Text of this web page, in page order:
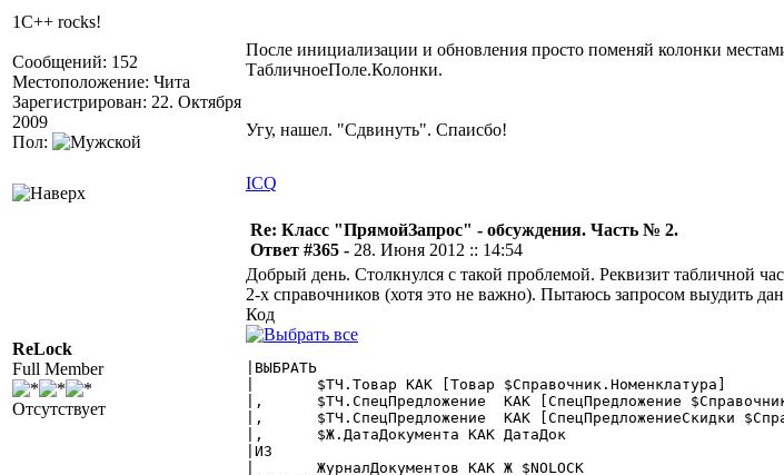
1C++ rocks!
Сообщений: 152
Местоположение: Чита
Зарегистрирован: 22. Октября
2009
Пол:
После инициализации и обновления просто поменяй колонки
ТабличноеПоле.Колонки.
Угу, нашел. "Сдвинуть". Спаисбо!
ICQ
ReLock
Full Member
Отсутствует
Re: Класс "ПрямойЗапрос" - обсуждения. Часть № 2.
Ответ #365 - 28. Июня 2012 :: 14:54
Добрый день. Столкнулся с такой проблемой. Реквизит табличной
2-х справочников (хотя это не важно). Пытаюсь запросом выудить
Код
|ВЫБРАТЬ
|,	$ТЧ.СпецПредложение  КАК [СпецПредложение $Справочник]
|,	$ТЧ.СпецПредложение  КАК [СпецПредложениеСкидки $Справочник.ШтрихКодыСоСкидкой]
|,	$Ж.ДатаДокумента КАК ДатаДок
|ИЗ